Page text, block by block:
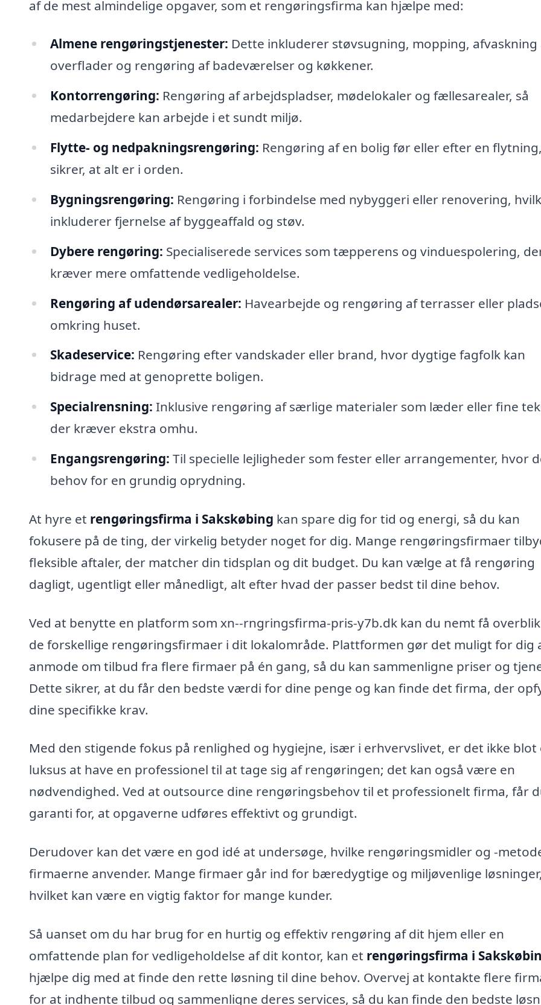
af de mest almindelige opgaver, som et rengøringsfirma kan hjælpe med:
Almene rengøringstjenester: Dette inkluderer støvsugning, mopping, afvaskning
overflader og rengøring af badeværelser og køkkener.
Kontorrengøring: Rengøring af arbejdspladser, mødelokaler og fællesarealer, så
medarbejdere kan arbejde i et sundt miljø.
Flytte- og nedpakningsrengøring: Rengøring af en bolig før eller efter en
sikrer, at alt er i orden.
Bygningsrengøring: Rengøring i forbindelse med nybyggeri eller renovering,
inkluderer fjernelse af byggeaffald og støv.
Dybere rengøring: Specialiserede services som tæpperens og vinduespolering,
kræver mere omfattende vedligeholdelse.
Rengøring af udendørsarealer: Havearbejde og rengøring af terrasser eller
omkring huset.
Skadeservice: Rengøring efter vandskader eller brand, hvor dygtige fagfolk kan
bidrage med at genoprette boligen.
Specialrensning: Inklusive rengøring af særlige materialer som læder eller fine
der kræver ekstra omhu.
Engangsrengøring: Til specielle lejligheder som fester eller arrangementer, hvor
behov for en grundig oprydning.
At hyre et rengøringsfirma i Sakskøbing kan spare dig for tid og energi, så du kan
fokusere på de ting, der virkelig betyder noget for dig. Mange rengøringsfirmaer
fleksible aftaler, der matcher din tidsplan og dit budget. Du kan vælge at få rengøring
dagligt, ugentligt eller månedligt, alt efter hvad der passer bedst til dine behov.
Ved at benytte en platform som xn--rngringsfirma-pris-y7b.dk kan du nemt få
de forskellige rengøringsfirmaer i dit lokalområde. Plattformen gør det muligt for dig
anmode om tilbud fra flere firmaer på én gang, så du kan sammenligne priser og
Dette sikrer, at du får den bedste værdi for dine penge og kan finde det firma, der
dine specifikke krav.
Med den stigende fokus på renlighed og hygiejne, især i erhvervslivet, er det ikke blot
luksus at have en professionel til at tage sig af rengøringen; det kan også være en
nødvendighed. Ved at outsource dine rengøringsbehov til et professionelt firma, får
garanti for, at opgaverne udføres effektivt og grundigt.
Derudover kan det være en god idé at undersøge, hvilke rengøringsmidler og -
firmaerne anvender. Mange firmaer går ind for bæredygtige og miljøvenlige løsninger,
hvilket kan være en vigtig faktor for mange kunder.
Så uanset om du har brug for en hurtig og effektiv rengøring af dit hjem eller en
omfattende plan for vedligeholdelse af dit kontor, kan et rengøringsfirma i
hjælpe dig med at finde den rette løsning til dine behov. Overvej at kontakte flere
for at indhente tilbud og sammenligne deres services, så du kan finde den bedste